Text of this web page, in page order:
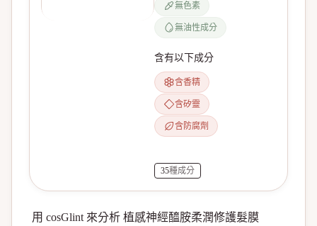
無色素
無油性成分
含有以下成分
含香精
含矽靈
含防腐劑
35種成分
用 cosGlint 來分析 植感神經醯胺柔潤修護髮膜